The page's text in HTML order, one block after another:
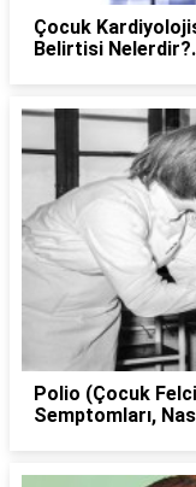
Çocuk
Belirtisi
Polio (Çocuk
Semptomları,